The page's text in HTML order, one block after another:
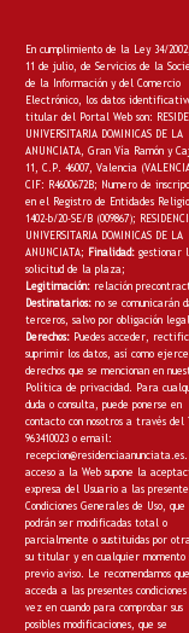
En cumplimiento de la Ley 34/
11 de julio, de Servicios de la
de la Información y del Comercio
Electrónico, los datos
titular del Portal Web son:
UNIVERSITARIA DOMINICAS DE LA
ANUNCIATA, Gran Vía Ramón y
11, C.P. 46007, Valencia
CIF: R4600672B; Numero de
en el Registro de Entidades
1402-b/20-SE/B (009867);
UNIVERSITARIA DOMINICAS DE LA
ANUNCIATA; Finalidad: gestionar
solicitud de la plaza;
Legitimación: relación
Destinatarios: no se comunicarán
terceros, salvo por obligación
Derechos: Puedes acceder,
suprimir los datos, así como
derechos que se mencionan en
Política de privacidad . Para
duda o consulta, puede ponerse en
contacto con nosotros a través del
963410023 o email:
recepcion@residenciaanunciata.es.
acceso a la Web supone la
expresa del Usuario a las
Condiciones Generales de Uso, que
podrán ser modificadas total o
parcialmente o sustituidas por
su titular y en cualquier momento
previo aviso. Le recomendamos que
acceda a las presentes condiciones
vez en cuando para comprobar sus
posibles modificaciones, que se